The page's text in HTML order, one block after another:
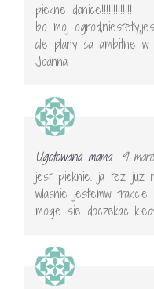
piekne donice!!!!!!!!!!!!!
bo moj
ale plany sa ambitne
Joanna
Ugotowana mama
9
jest pieknie. ja tez juz
wlasnie jestemw
moge sie doczekac